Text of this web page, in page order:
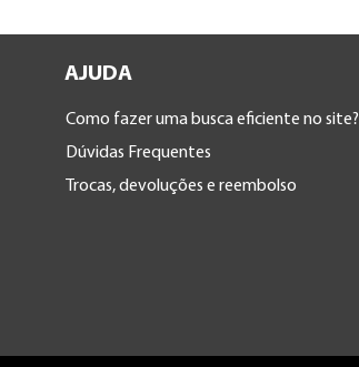
AJUDA
Como fazer uma busca eficiente no site?
Dúvidas Frequentes
Trocas, devoluções e reembolso